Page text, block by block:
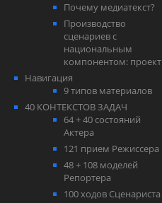
Почему медиатекст?
Производство
сценариев с
национальным
компонентом: проект
Навигация
9 типов материалов
40 КОНТЕКСТОВ ЗАДАЧ
64 + 40 состояний
Актера
121 прием Режиссера
48 + 108 моделей
Репортера
100 ходов Сценариста